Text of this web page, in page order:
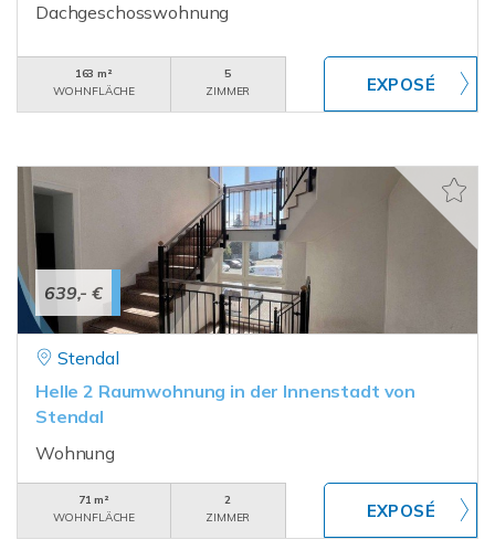
Dachgeschosswohnung
163 m²
WOHNFLÄCHE
5
ZIMMER
639,- €
Stendal
Helle 2 Raumwohnung in der Innenstadt von
Stendal
Wohnung
71 m²
WOHNFLÄCHE
2
ZIMMER